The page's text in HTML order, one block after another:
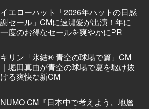
イエローハット「2026年ハットの日感
謝セール」CMに速瀬愛が出演！年に
一度のお得なセールを爽やかにPR
キリン「氷結® 青空の球場で篇」CM
｜堀田真由が青空の球場で夏を駆け抜
ける爽快な新CM
NUMO CM『日本中で考えよう。地層